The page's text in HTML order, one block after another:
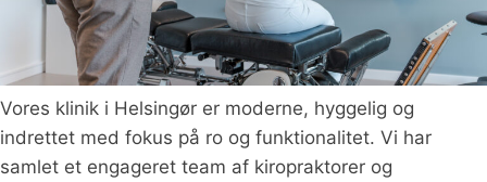
Vores klinik i Helsingør er moderne, hyggelig og
indrettet med fokus på ro og funktionalitet. Vi har
samlet et engageret team af kiropraktorer og